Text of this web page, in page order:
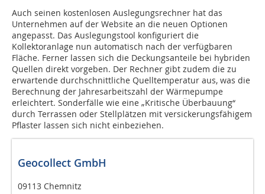
Auch seinen kostenlosen Auslegungsrechner hat das
Unternehmen auf der Website an die neuen Optionen
angepasst. Das Auslegungstool konfiguriert die
Kollektoranlage nun automatisch nach der verfügbaren
Fläche. Ferner lassen sich die Deckungsanteile bei hybriden
Quellen direkt vorgeben. Der Rechner gibt zudem die zu
erwartende durchschnittliche Quelltemperatur aus, was die
Berechnung der Jahresarbeitszahl der Wärmepumpe
erleichtert. Sonderfälle wie eine „Kritische Überbauung“
durch Terrassen oder Stellplätzen mit versickerungsfähigem
Pflaster lassen sich nicht einbeziehen.
Geocollect GmbH
09113 Chemnitz